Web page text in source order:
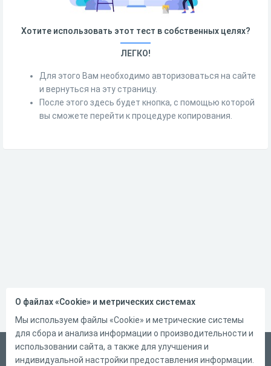
Хотите использовать этот тест в собственных целях?
ЛЕГКО!
Для этого Вам необходимо авторизоваться на сайте
и вернуться на эту страницу.
После этого здесь будет кнопка, с помощью которой
вы сможете перейти к процедуре копирования.
Русский
О файлах «Cookie» и метрических системах
Мы используем файлы «Cookie» и метрические системы
для сбора и анализа информации о производительности и
использовании сайта, а также для улучшения и
индивидуальной настройки предоставления информации.